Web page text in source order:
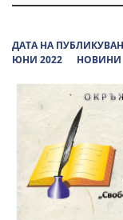
ДАТА НА
ЮНИ 2022
НОВИНИ